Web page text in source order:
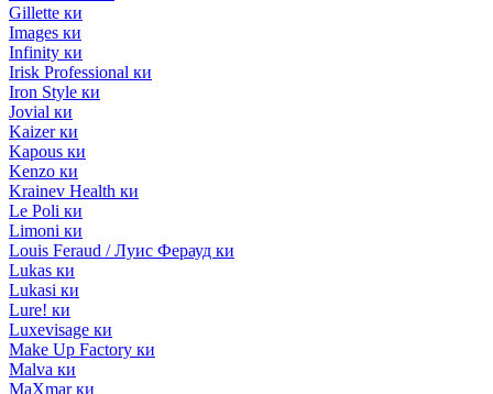
Gillette ки
Images ки
Infinity ки
Irisk Professional ки
Iron Style ки
Jovial ки
Kaizer ки
Kapous ки
Kenzo ки
Krainev Health ки
Le Poli ки
Limoni ки
Louis Feraud / Луис Ферауд ки
Lukas ки
Lukasi ки
Lure! ки
Luxevisage ки
Make Up Factory ки
Malva ки
MaXmar ки